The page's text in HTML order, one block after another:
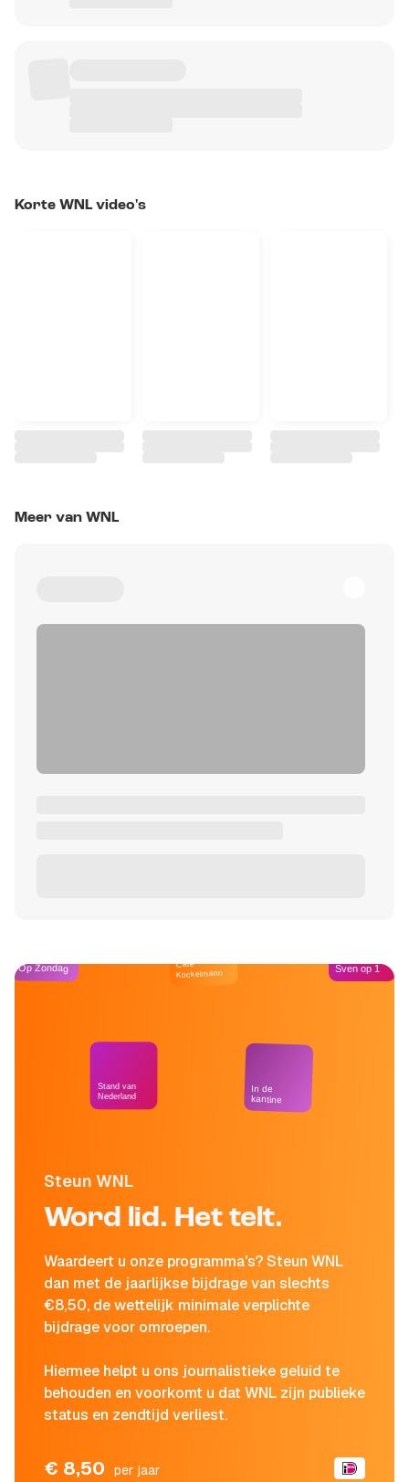
Korte WNL video's
Meer van WNL
Steun WNL
Word lid. Het telt.
Waardeert u onze programma's? Steun WNL
dan met de jaarlijkse bijdrage van slechts
€8,50, de wettelijk minimale verplichte
bijdrage voor omroepen.
Hiermee helpt u ons journalistieke geluid te
behouden en voorkomt u dat WNL zijn publieke
status en zendtijd verliest.
€ 8,50 per jaar
Op Zondag
Stand van
Nederland
Café
Kockelmann
In de
kantine
Sven op 1